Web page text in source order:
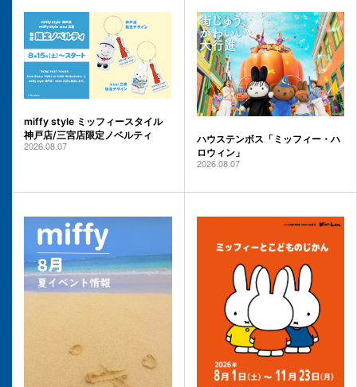
miffy style ミッフィースタイル
神戸店/三宮店限定ノベルティ
2026.08.07
ハウステンボス「ミッフィー・ハ
ロウィン」
2026.08.07